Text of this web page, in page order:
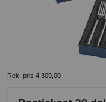
Rek. pris 4.309,00